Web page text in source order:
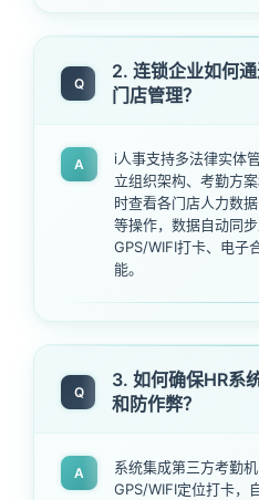
Q
2. 连锁企业如何
门店管理？
A
i人事支持多法律实体
立组织架构、考勤方
时查看各门店人力数
等操作，数据自动同
GPS/WIFI打卡、电子
能。
Q
3. 如何确保HR系
和防作弊？
A
系统集成第三方考勤
GPS/WIFI定位打卡，